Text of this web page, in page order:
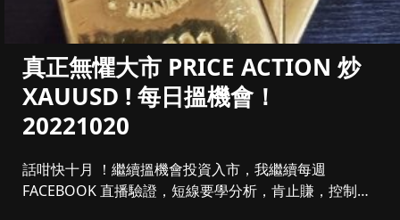
真正無懼大市 PRICE ACTION 炒
XAUUSD ! 每日搵機會！
20221020
話咁快十月 ！繼續搵機會投資入市，我繼續每週
FACEBOOK 直播驗證，短線要學分析，肯止賺，控制注